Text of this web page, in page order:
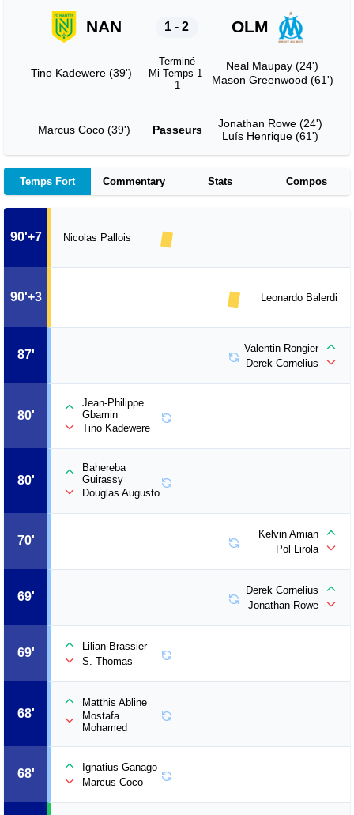
NAN 1 - 2 OLM
Tino Kadewere (39')
Terminé
Mi-Temps 1-
1
Neal Maupay (24')
Mason Greenwood (61')
Marcus Coco (39') Passeurs
Jonathan Rowe (24')
Luís Henrique (61')
Temps Fort Commentary Stats Compos
68'
Ignatius Ganago
Marcus Coco
68'
Matthis Abline
Mostafa
Mohamed
69'
Lilian Brassier
S. Thomas
69'
Derek Cornelius
Jonathan Rowe
70'
Kelvin Amian
Pol Lirola
80'
Bahereba
Guirassy
Douglas Augusto
80'
Jean-Philippe
Gbamin
Tino Kadewere
87'
Valentin Rongier
Derek Cornelius
90'+3 Leonardo Balerdi
90'+7 Nicolas Pallois